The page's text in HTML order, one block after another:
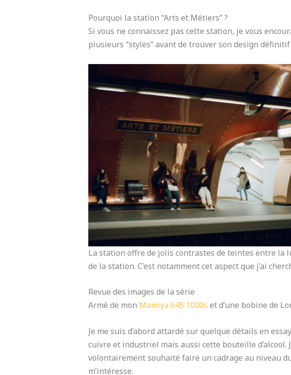
Pourquoi la station “Arts et Métiers” ?
Si vous ne connaissez pas cette station, je vous
plusieurs “styles” avant de trouver son design définitif
La station offre de jolis contrastes de teintes entre la
de la station. C’est notamment cet aspect que j’ai
Revue des images de la série
Armé de mon Mamiya 645 1000s et d’une bobine de
Je me suis d’abord attardé sur quelque détails en
cuivre et industriel mais aussi cette bouteille d’alcool.
volontairement souhaité faire un cadrage au niveau
m’intéresse.